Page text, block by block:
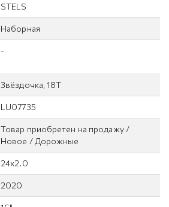
STELS
Наборная
-
Звёздочка, 18T
LU07735
Товар приобретен на продажу /
Новое / Дорожные
24x2.0
2020